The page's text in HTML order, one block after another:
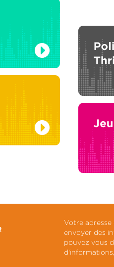
Votre adresse
envoyer des
pouvez vous
d'informations,